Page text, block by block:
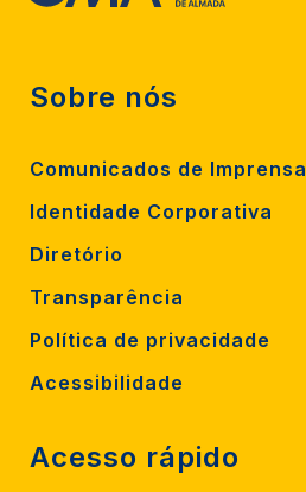
Sobre nós
Comunicados de Imprensa
Identidade Corporativa
Diretório
Transparência
Política de privacidade
Acessibilidade
Acesso rápido